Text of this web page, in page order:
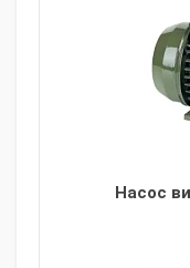
Насос